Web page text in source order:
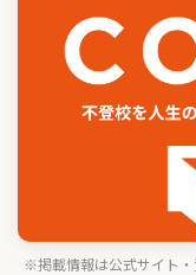
※掲載情報は公式サイト